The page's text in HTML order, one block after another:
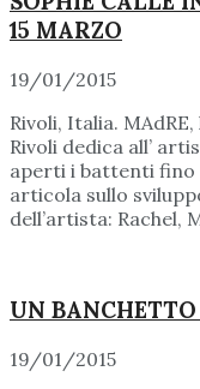
15 MARZO
19/01/2015
Rivoli, Italia.
Rivoli dedica all’
aperti i battenti fino
articola sullo
dell’artista: Rachel,
UN
19/01/2015